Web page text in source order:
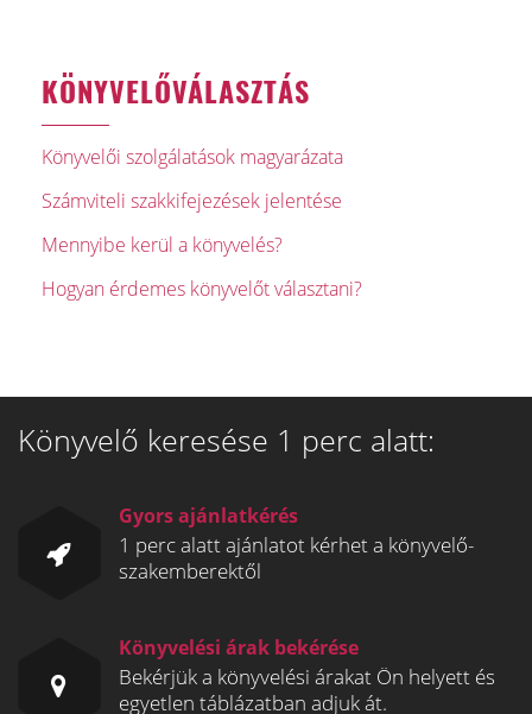
KÖNYVELŐVÁLASZTÁS
Könyvelői szolgálatások magyarázata
Számviteli szakkifejezések jelentése
Mennyibe kerül a könyvelés?
Hogyan érdemes könyvelőt választani?
Könyvelő keresése 1 perc alatt:
Gyors ajánlatkérés
1 perc alatt ajánlatot kérhet a könyvelő-
szakemberektől
Könyvelési árak bekérése
Bekérjük a könyvelési árakat Ön helyett és
egyetlen táblázatban adjuk át.